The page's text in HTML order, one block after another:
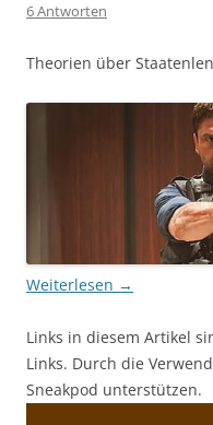
6 Antworten
Theorien über
Weiterlesen →
Links in diesem Artikel
Links. Durch die
Sneakpod unterstützen.